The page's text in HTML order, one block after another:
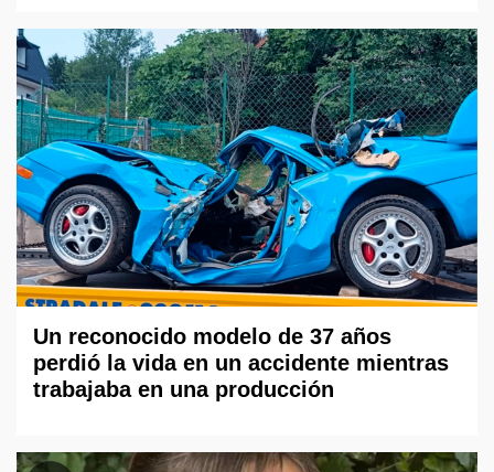
Un reconocido modelo de 37 años
perdió la vida en un accidente mientras
trabajaba en una producción